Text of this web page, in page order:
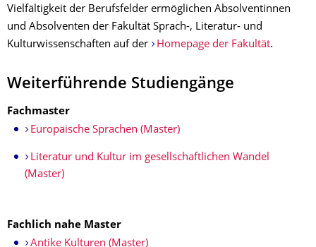
Vielfältigkeit der Berufsfelder ermöglichen Absolventinnen
und Absolventen der Fakultät Sprach-, Literatur- und
Kulturwissenschaften auf der
Homepage der Fakultät.
Weiterführende Studiengänge
Fachmaster
Europäische Sprachen (Master)
Literatur und Kultur im gesellschaftlichen Wandel
(Master)
Fachlich nahe Master
Antike Kulturen (Master)